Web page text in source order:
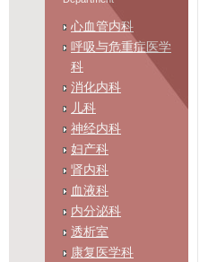
心血管内科
呼吸与危重症医学
科
消化内科
儿科
神经内科
妇产科
肾内科
血液科
内分泌科
透析室
康复医学科